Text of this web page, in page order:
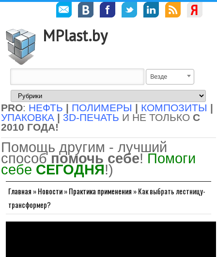
MPlast.by
Везде
PRO: НЕФТЬ | ПОЛИМЕРЫ | КОМПОЗИТЫ |
УПАКОВКА | 3D-ПЕЧАТЬ И НЕ ТОЛЬКО С
2010 ГОДА!
Помощь другим - лучший
способ помочь себе! Помоги
себе СЕГОДНЯ!)
Главная »Новости»Практика применения »Как выбрать лестницу-
трансформер?